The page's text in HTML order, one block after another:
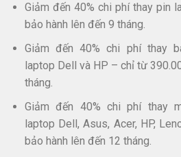
Giảm đến 40% chi phí thay pin
bảo hành lên đến 9 tháng.​
Giảm đến 40% chi phí thay
laptop Dell và HP – chỉ từ
tháng.​
Giảm đến 40% chi phí thay
laptop Dell, Asus, Acer, HP,
bảo hành lên đến 12 tháng.​